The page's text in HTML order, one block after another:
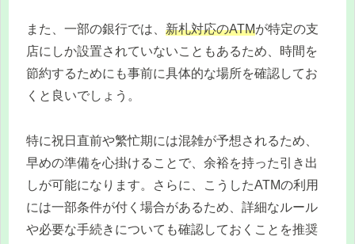
また、一部の銀行では、 新札対応のATMが特定の支
店にしか設置されていないこともあるため、時間を
節約するためにも事前に具体的な場所を確認してお
くと良いでしょう。
特に祝日直前や繁忙期には混雑が予想されるため、
早めの準備を心掛けることで、余裕を持った引き出
しが可能になります。さらに、こうしたATMの利用
には一部条件が付く場合があるため、詳細なルール
や必要な手続きについても確認しておくことを推奨